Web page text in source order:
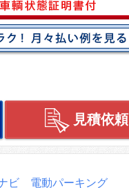
見積依頼
ビ 電動パーキング